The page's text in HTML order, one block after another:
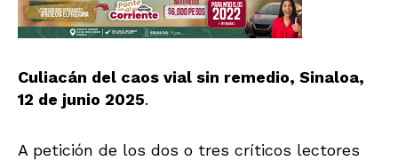
Culiacán del caos vial sin remedio, Sinaloa,
12 de junio 2025.
A petición de los dos o tres críticos lectores